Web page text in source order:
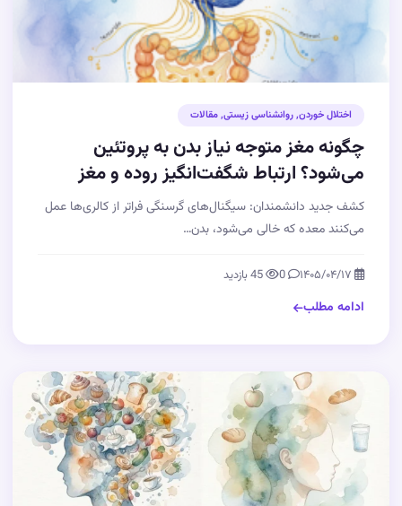
اختلال خوردن,روانشناسی زیستی,مقالات
چگونه مغز متوجه نیاز بدن به پروتئین
می‌شود؟ ارتباط شگفت‌انگیز روده و مغز
کشف جدید دانشمندان: سیگنال‌های گرسنگی فراتر از کالری‌ها عمل
می‌کنند معده که خالی می‌شود، بدن…
ادامه مطلب